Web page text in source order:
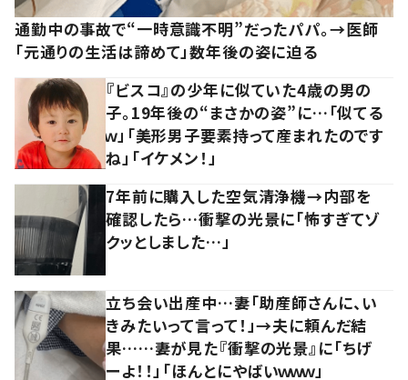
通勤中の事故で“一時意識不明”だったパパ。→医師
「元通りの生活は諦めて」数年後の姿に迫る
『ビスコ』の少年に似ていた4歳の男の
子。19年後の“まさかの姿”に…「似てる
ｗ」「美形男子要素持って産まれたのです
ね」「イケメン！」
7年前に購入した空気清浄機→内部を
確認したら…衝撃の光景に「怖すぎてゾ
クッとしました…」
立ち会い出産中…妻「助産師さんに、い
きみたいって言って！」→夫に頼んだ結
果……妻が見た『衝撃の光景』に「ちげ
ーよ！！」「ほんとにやばいｗｗｗ」